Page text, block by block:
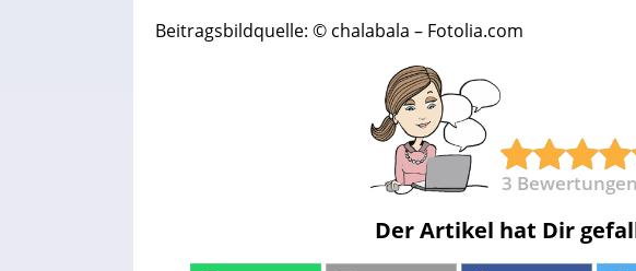
Beitragsbildquelle: © chalabala – Fotolia.com
3 Bewertungen
Der Artikel hat Dir